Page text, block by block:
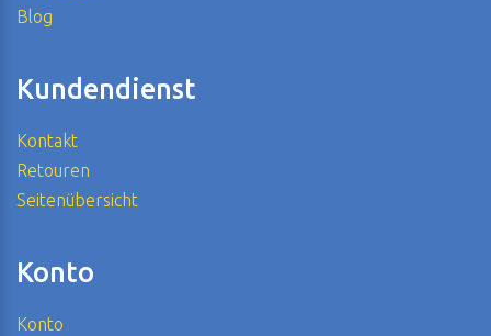
Blog
Kundendienst
Kontakt
Retouren
Seitenübersicht
Konto
Konto